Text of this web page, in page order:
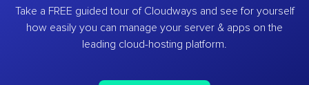
Take a FREE guided tour of Cloudways and see for yourself
how easily you can manage your server & apps on the
leading cloud-hosting platform.